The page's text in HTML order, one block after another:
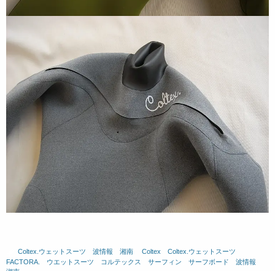
Coltex.ウェットスーツ 波情報 湘南 Coltex Coltex.ウェットスーツ
FACTORA.
ウエットスーツ コルテックス サーフィン サーフボード
波情報